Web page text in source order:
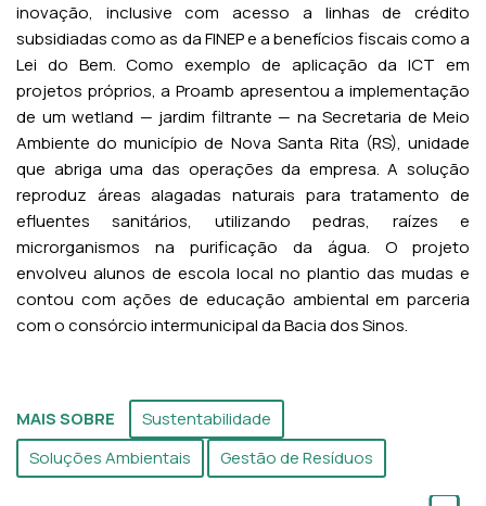
inovação, inclusive com acesso a linhas de crédito
subsidiadas como as da FINEP e a benefícios fiscais como a
Lei do Bem. Como exemplo de aplicação da ICT em
projetos próprios, a Proamb apresentou a implementação
de um wetland — jardim filtrante — na Secretaria de Meio
Ambiente do município de Nova Santa Rita (RS), unidade
que abriga uma das operações da empresa. A solução
reproduz áreas alagadas naturais para tratamento de
efluentes sanitários, utilizando pedras, raízes e
microrganismos na purificação da água. O projeto
envolveu alunos de escola local no plantio das mudas e
contou com ações de educação ambiental em parceria
com o consórcio intermunicipal da Bacia dos Sinos.
MAIS SOBRE
Sustentabilidade
Soluções Ambientais
Gestão de Resíduos